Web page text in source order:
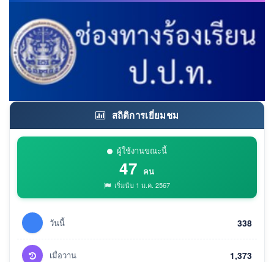
สถิติการเยี่ยมชม
ผู้ใช้งานขณะนี้
47 คน
เริ่มนับ 1 ม.ค. 2567
วันนี้ 338
เมื่อวาน 1,373